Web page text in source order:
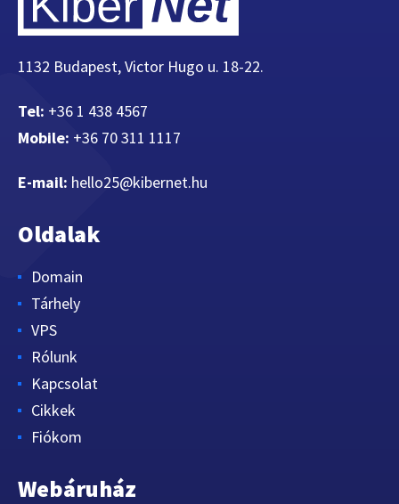
1132 Budapest, Victor Hugo u. 18-22.
Tel: +36 1 438 4567
Mobile: +36 70 311 1117
E-mail: hello25@kibernet.hu
Oldalak
Domain
Tárhely
VPS
Rólunk
Kapcsolat
Cikkek
Fiókom
Webáruház